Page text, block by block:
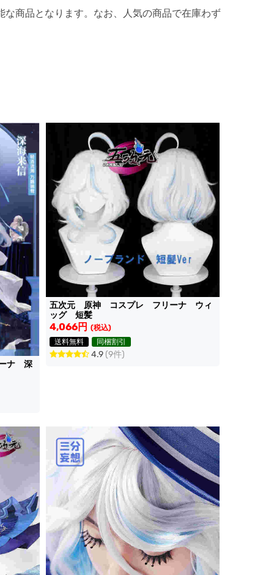
商品となります。なお、人気の商品で在庫わず
ナ 深
五次元 原神 コスプレ フリーナ ウィ
ッグ 短髪
4,066円 (税込)
送料無料
同梱割引
4.9 (9件)